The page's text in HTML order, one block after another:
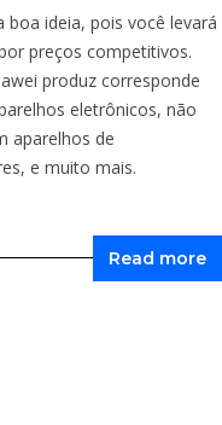
ideia, pois você levará
preços competitivos.
produz corresponde
eletrônicos, não
aparelhos de
e muito mais.
Read more